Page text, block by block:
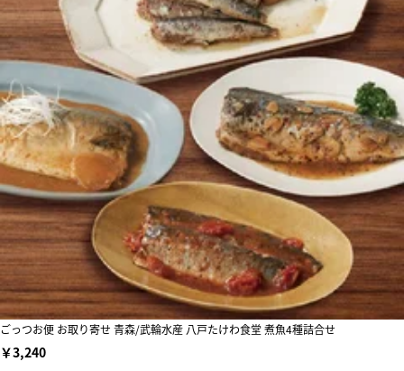
ごっつお便 お取り寄せ 青森/武輪水産 八戸たけわ食堂 煮魚4種詰合せ
￥3,240